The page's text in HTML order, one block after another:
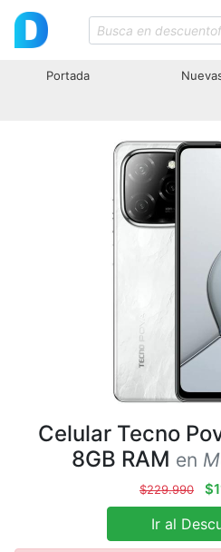
Portada
Celular Tecno
8GB RAM en
$229.990
Ir al